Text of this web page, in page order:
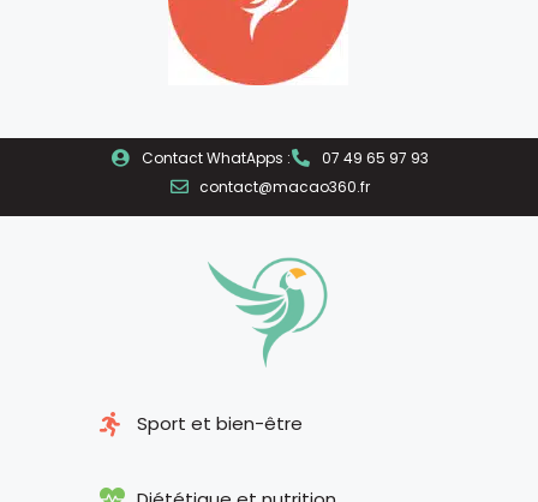
Contact WhatApps :
07 49 65 97 93
contact@macao360.fr
Sport et bien-être